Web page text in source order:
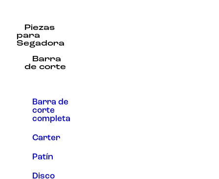
Piezas
para
Segadora
Barra
de corte
Barra de
corte
completa
Carter
Patín
Disco